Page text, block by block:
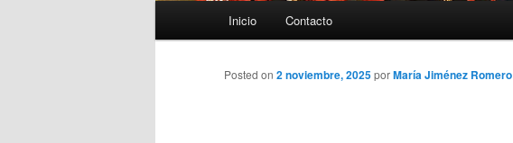
Ir al contenido principal
Inicio Contacto
Posted on 2 noviembre, 2025porMaría Jiménez Romero